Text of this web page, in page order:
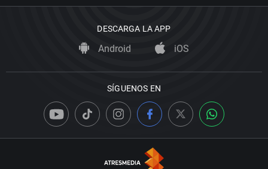
DESCARGA LA APP
Android iOS
SÍGUENOS EN